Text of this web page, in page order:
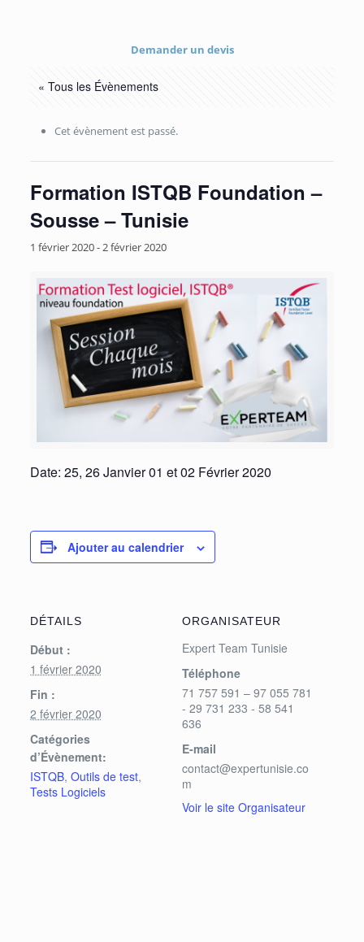
Demander un devis
« Tous les Évènements
Cet évènement est passé.
Formation ISTQB Foundation –
Sousse – Tunisie
1 février 2020-2 février 2020
Date: 25, 26 Janvier 01 et 02 Février 2020
Ajouter au calendrier
DÉTAILS
Début :
1 février 2020
Fin :
2 février 2020
Catégories
d’Évènement:
ISTQB, Outils de test,
Tests Logiciels
ORGANISATEUR
Expert Team Tunisie
Téléphone
71 757 591 – 97 055 781
- 29 731 233 - 58 541
636
E-mail
contact@expertunisie.co
m
Voir le site Organisateur